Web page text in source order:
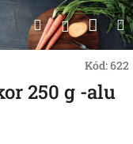
Hľadať
Kód:622
250 g -alu